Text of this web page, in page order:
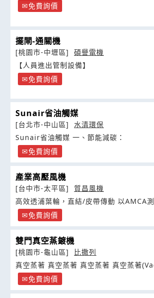
免費詢價
擺閘-通關機
[桃園市-中壢區]
碩譽電機
【人員進出管制設備】
免費詢價
Sunair省油觸媒
[台北市-中山區]
水清環保
Sunair省油觸媒 一、節能減碳：
免費詢價
產業高壓風機
[台中市-太平區]
質昌風機
高效透浦葉輪，直結/皮
免費詢價
雙門真空蒸鍍機
[桃園市-龜山區]
比撒列
真空蒸著 真空蒸著 真空蒸著 真空蒸著
免費詢價